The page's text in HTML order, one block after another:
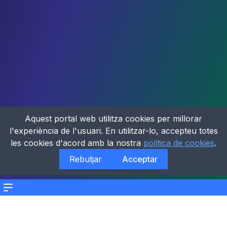
Menu
Aquest portal web utilitza cookies per millorar
l'experiència de l'usuari. En utilitzar-lo, accepteu totes
les cookies d'acord amb la nostra política de cookies.
Rebutjar
Acceptar